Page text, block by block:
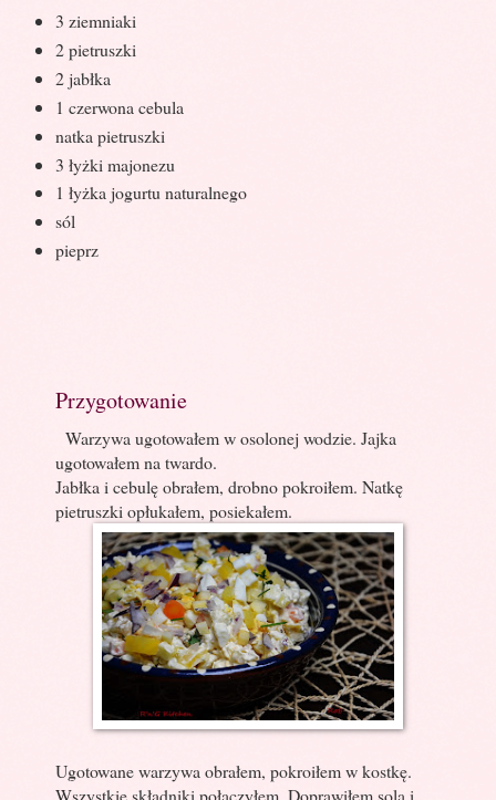
3 ziemniaki
2 pietruszki
2 jabłka
1 czerwona cebula
natka pietruszki
3 łyżki majonezu
1 łyżka jogurtu naturalnego
sól
pieprz
Przygotowanie
Warzywa ugotowałem w osolonej wodzie. Jajka
ugotowałem na twardo.
Jabłka i cebulę obrałem, drobno pokroiłem. Natkę
pietruszki opłukałem, posiekałem.
Ugotowane warzywa obrałem, pokroiłem w kostkę.